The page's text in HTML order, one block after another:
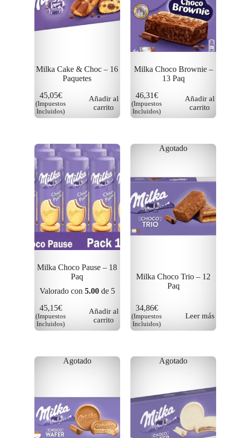
Milka Cake & Choc – 16
Paquetes
45,05€
(Impuestos
Incluidos)
Añadir al
carrito
Milka Choco Brownie –
13 Paq
46,31€
(Impuestos
Incluidos)
Añadir al
carrito
Milka Choco Pause – 18
Paq
Valorado con 5.00de 5
45,15€
(Impuestos
Incluidos)
Añadir al
carrito
Agotado
Milka Choco Trio – 12
Paq
34,86€
(Impuestos
Incluidos)
Leer más
Agotado Agotado